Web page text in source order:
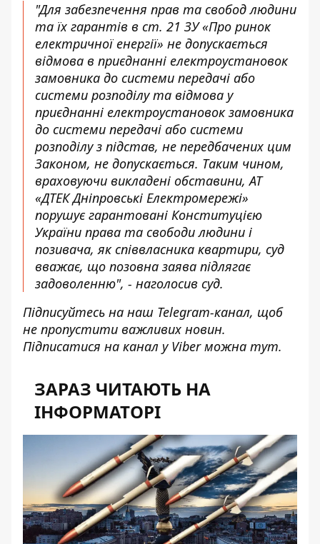
"Для забезпечення прав та свобод людини
та їх гарантів в ст. 21 ЗУ «Про ринок
електричної енергії» не допускається
відмова в приєднанні електроустановок
замовника до системи передачі або
системи розподілу та відмова у
приєднанні електроустановок замовника
до системи передачі або системи
розподілу з підстав, не передбачених цим
Законом, не допускається. Таким чином,
враховуючи викладені обставини, АТ
«ДТЕК Дніпровські Електромережі»
порушує гарантовані Конституцією
України права та свободи людини і
позивача, як співвласника квартири, суд
вважає, що позовна заява підлягає
задоволенню", - наголосив суд.
Підписуйтесь на наш Telegram-канал, щоб
не пропустити важливих новин.
Підписатися на канал у Viber можна тут.
ЗАРАЗ ЧИТАЮТЬ НА
ІНФОРМАТОРІ